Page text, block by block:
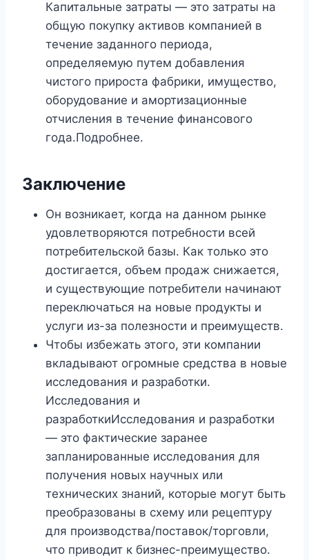
Капитальные затраты — это затраты на
общую покупку активов компанией в
течение заданного периода,
определяемую путем добавления
чистого прироста фабрики, имущество,
оборудование и амортизационные
отчисления в течение финансового
года.Подробнее.
Заключение
Он возникает, когда на данном рынке
удовлетворяются потребности всей
потребительской базы. Как только это
достигается, объем продаж снижается,
и существующие потребители начинают
переключаться на новые продукты и
услуги из-за полезности и преимуществ.
Чтобы избежать этого, эти компании
вкладывают огромные средства в новые
исследования и разработки.
Исследования и
разработкиИсследования и разработки
— это фактические заранее
запланированные исследования для
получения новых научных или
технических знаний, которые могут быть
преобразованы в схему или рецептуру
для производства/поставок/торговли,
что приводит к бизнес-преимущество.